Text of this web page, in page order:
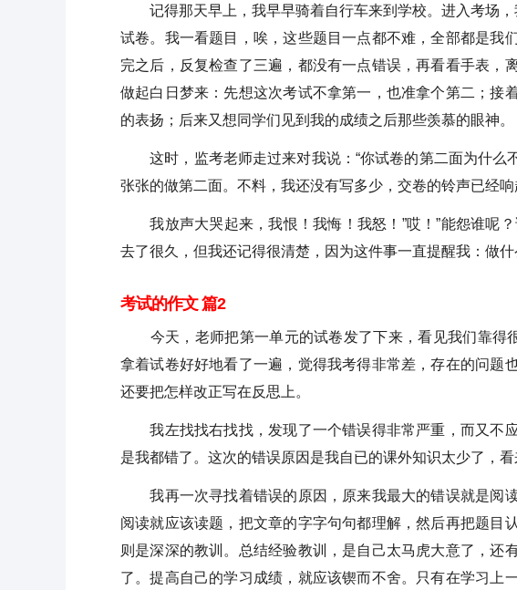
记得那天早上，我早早骑着自行车来到学校。进入考场，
试卷。我一看题目，唉，这些题目一点都不难，全部都是我
完之后，反复检查了三遍，都没有一点错误，再看看手表，
做起白日梦来：先想这次考试不拿第一，也准拿个第二；接
的表扬；后来又想同学们见到我的成绩之后那些羡慕的眼神。
这时，监考老师走过来对我说：“你试卷的第二面为什么
张张的做第二面。不料，我还没有写多少，交卷的铃声已经
我放声大哭起来，我恨！我悔！我怒！”哎！”能怨谁呢
去了很久，但我还记得很清楚，因为这件事一直提醒我：做什
考试的作文 篇2
今天，老师把第一单元的试卷发了下来，看见我们靠得
拿着试卷好好地看了一遍，觉得我考得非常差，存在的问题
还要把怎样改正写在反思上。
我左找找右找找，发现了一个错误得非常严重，而又不
是我都错了。这次的错误原因是我自已的课外知识太少了，看
我再一次寻找着错误的原因，原来我最大的错误就是阅
阅读就应该读题，把文章的字字句句都理解，然后再把题目
则是深深的教训。总结经验教训，是自己太马虎大意了，还
了。提高自己的学习成绩，就应该锲而不舍。只有在学习上